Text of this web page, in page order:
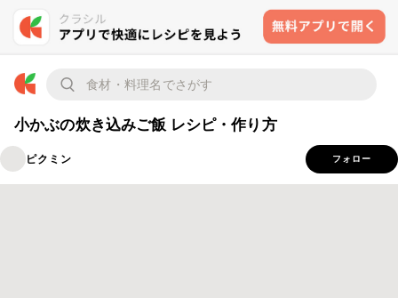
小かぶの炊き込みご飯 レシピ・作り方
ピクミン フォロー